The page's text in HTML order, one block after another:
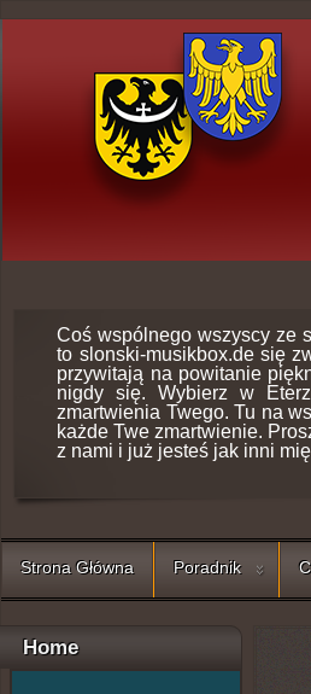
Coś wspólnego wszyscy ze
to slonski-musikbox.de się
przywitają na powitanie
nigdy się. Wybierz w
zmartwienia Twego. Tu na
każde Twe zmartwienie.
z nami i już jesteś jak inni
Strona Główna Poradnik
Home